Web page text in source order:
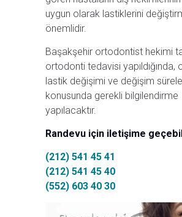
uygun olarak lastiklerini
önemlidir.
Başakşehir ortodontist hekimi
ortodonti tedavisi yapıldığında,
lastik değişimi ve değişim
konusunda gerekli bilgilendirme
yapılacaktır.
Randevu için iletişime
(212) 541 45 41
(212) 541 45 40
(552) 603 40 30